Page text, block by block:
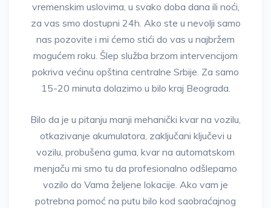
vremenskim uslovima, u svako doba dana ili noći,
za vas smo dostupni 24h. Ako ste u nevolji samo
nas pozovite i mi ćemo stići do vas u najbržem
mogućem roku. Šlep služba brzom intervencijom
pokriva većinu opština centralne Srbije. Za samo
15-20 minuta dolazimo u bilo kraj Beograda.
Bilo da je u pitanju manji mehanički kvar na vozilu,
otkazivanje akumulatora, zaključani ključevi u
vozilu, probušena guma, kvar na automatskom
menjaču mi smo tu da profesionalno odšlepamo
vozilo do Vama željene lokacije. Ako vam je
potrebna pomoć na putu bilo kod saobraćajnog